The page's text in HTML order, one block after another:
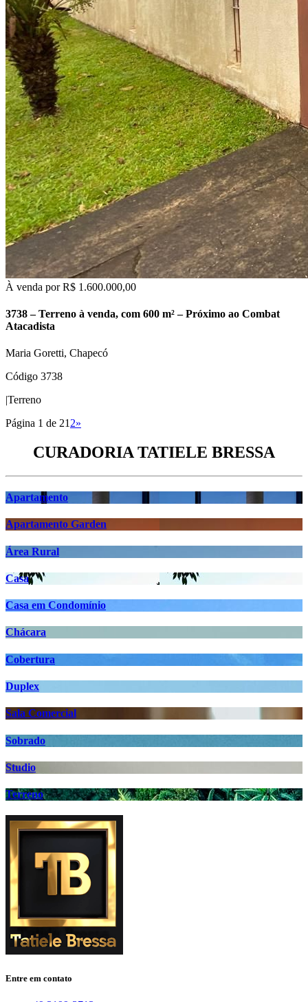
À venda porR$ 1.600.000,00
3738 – Terreno à venda, com 600 m² – Próximo ao Combat
Atacadista
Maria Goretti, Chapecó
Código 3738
|Terreno
Página 1 de 21 2»
CURADORIA TATIELE BRESSA
Apartamento
Apartamento Garden
Área Rural
Casa
Casa em Condomínio
Chácara
Cobertura
Duplex
Sala Comercial
Sobrado
Studio
Terreno
Entre em contato